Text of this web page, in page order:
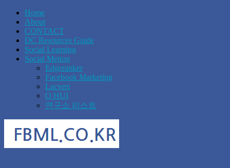
Home
About
CONTACT
DC Resources Guide
Social Learning
Social Metion
Edgeranker
Facebook Marketing
Lacvert
O HUI
연구소 리스트